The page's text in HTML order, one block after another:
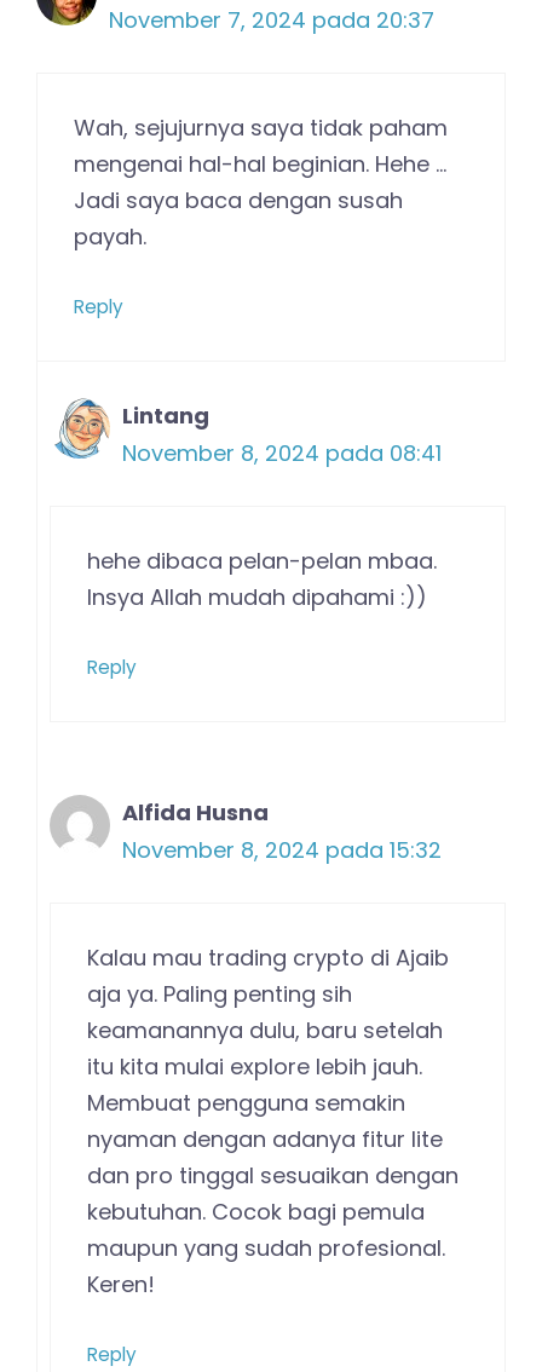
November 7, 2024 pada 20:37
Wah, sejujurnya saya tidak paham
mengenai hal-hal beginian. Hehe …
Jadi saya baca dengan susah
payah.
Reply
Lintang
November 8, 2024 pada 08:41
hehe dibaca pelan-pelan mbaa.
Insya Allah mudah dipahami :))
Reply
Alfida Husna
November 8, 2024 pada 15:32
Kalau mau trading crypto di Ajaib
aja ya. Paling penting sih
keamanannya dulu, baru setelah
itu kita mulai explore lebih jauh.
Membuat pengguna semakin
nyaman dengan adanya fitur lite
dan pro tinggal sesuaikan dengan
kebutuhan. Cocok bagi pemula
maupun yang sudah profesional.
Keren!
Reply